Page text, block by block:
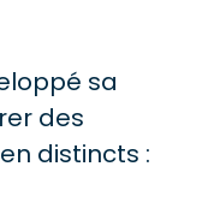
sa
des
distincts :